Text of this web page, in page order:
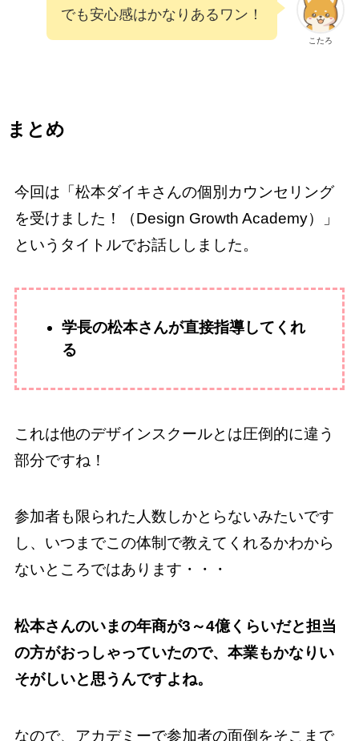
こたろ
でも安心感はかなりあるワン！
まとめ
今回は「松本ダイキさんの個別カウンセリング
を受けました！（Design Growth Academy）」
というタイトルでお話ししました。
学長の松本さんが直接指導してくれ
る
これは他のデザインスクールとは圧倒的に違う
部分ですね！
参加者も限られた人数しかとらないみたいです
し、いつまでこの体制で教えてくれるかわから
ないところではあります・・・
松本さんのいまの年商が3～4億くらいだと担当
の方がおっしゃっていたので、本業もかなりい
そがしいと思うんですよね。
なので、アカデミーで参加者の面倒をそこまで